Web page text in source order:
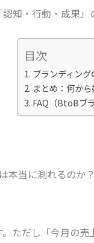
知・行動・成果
目次
ブランディン
まとめ：何か
FAQ（BtoBブ
本当に測れるのか？
ただし「今月の